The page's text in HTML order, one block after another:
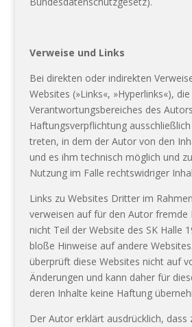
Verweise und Links
Bei direkten oder indirekten
Websites (»Links«, »Hyperlinks«),
Verantwortungsbereiches des
Haftungsverpflichtung
treten, in dem der Autor von den
und es ihm technisch möglich und
Nutzung im Falle rechtswidriger
Links zu Websites Dritter im
verweisen auf für den Autor fremde
nicht Teil der Website des SK Halle
bloße Hinweise auf andere
überprüft diese Websites nicht auf
Änderungen und kann daher für
deren Inhalte keine Haftung
Der Autor erklärt ausdrücklich,